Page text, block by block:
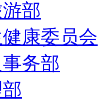
部
康委员会
务部